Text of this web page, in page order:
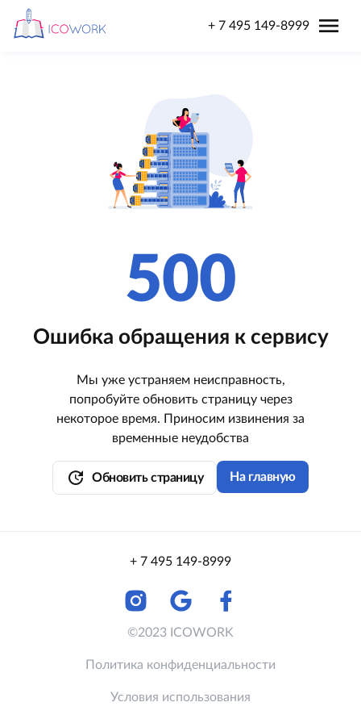
+ 7 495 149-8999 menu
500
Ошибка обращения к сервису
Мы уже устраняем неисправность,
попробуйте обновить страницу через
некоторое время. Приносим извинения за
временные неудобства
update Обновить страницу На главную
+ 7 495 149-8999
©2023 ICOWORK
Политика конфиденциальности
Условия использования